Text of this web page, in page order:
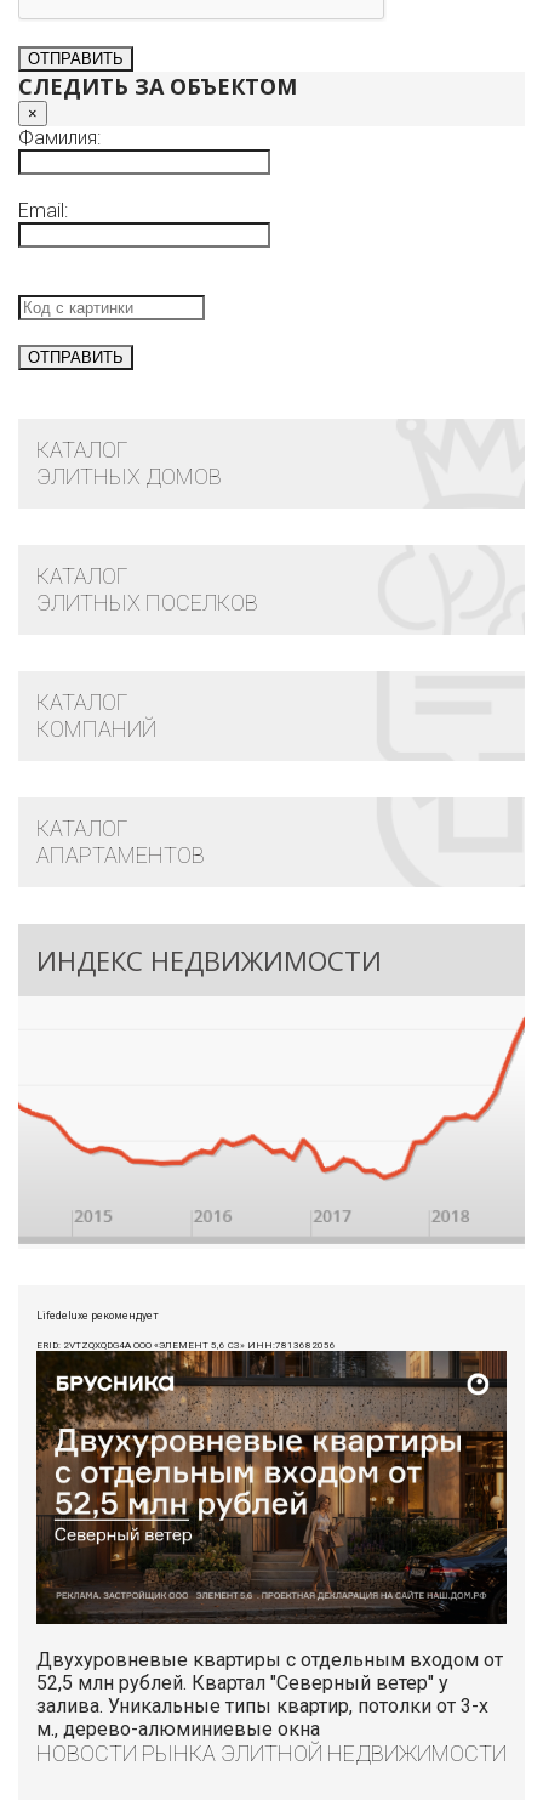
СЛЕДИТЬ ЗА ОБЪЕКТОМ
×
Фамилия:
Email:
КАТАЛОГ
ЭЛИТНЫХ ДОМОВ
КАТАЛОГ
ЭЛИТНЫХ ПОСЕЛКОВ
КАТАЛОГ
КОМПАНИЙ
КАТАЛОГ
АПАРТАМЕНТОВ
ИНДЕКС НЕДВИЖИМОСТИ
Lifedeluxe рекомендует
ERID: 2VTZQXQDG4A ООО «ЭЛЕМЕНТ 5,6 СЗ» ИНН:7813682056
Двухуровневые квартиры с отдельным входом от
52,5 млн рублей. Квартал "Северный ветер" у
залива. Уникальные типы квартир, потолки от 3-х
м., дерево-алюминиевые окна
НОВОСТИ РЫНКА ЭЛИТНОЙ НЕДВИЖИМОСТИ